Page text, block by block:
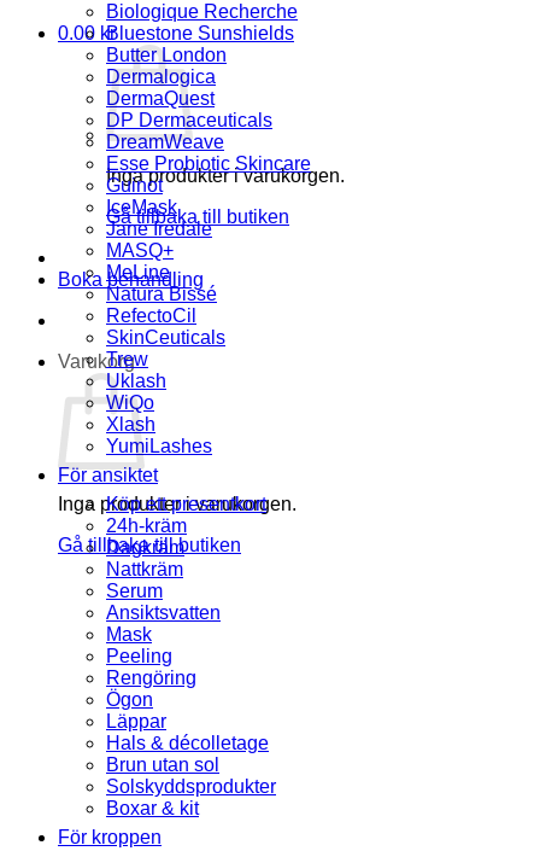
0.00 kr
Inga produkter i varukorgen.
Gå tillbaka till butiken
Boka behandling
Varukorg
Inga produkter i varukorgen.
Gå tillbaka till butiken
Biologique Recherche
Bluestone Sunshields
Butter London
Dermalogica
DermaQuest
DP Dermaceuticals
DreamWeave
Esse Probiotic Skincare
Guinot
IceMask
Jane Iredale
MASQ+
MeLine
Natura Bissé
RefectoCil
SkinCeuticals
Trew
Uklash
WiQo
Xlash
YumiLashes
För ansiktet
Köp ett presentkort
24h-kräm
Dagkräm
Nattkräm
Serum
Ansiktsvatten
Mask
Peeling
Rengöring
Ögon
Läppar
Hals & décolletage
Brun utan sol
Solskyddsprodukter
Boxar & kit
För kroppen